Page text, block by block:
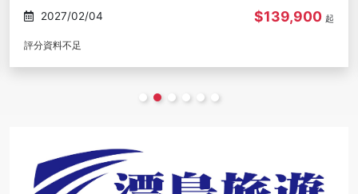
2027/02/04 $139,900 起
評分資料不足